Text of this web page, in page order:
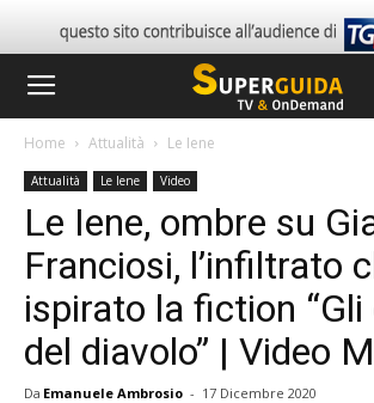
Home Attualità Le Iene
Attualità Le Iene Video
Le Iene, ombre su
Franciosi, l’infiltrato
ispirato la fiction “Gli
del diavolo” | Video
Da Emanuele Ambrosio - 17 Dicembre 2020